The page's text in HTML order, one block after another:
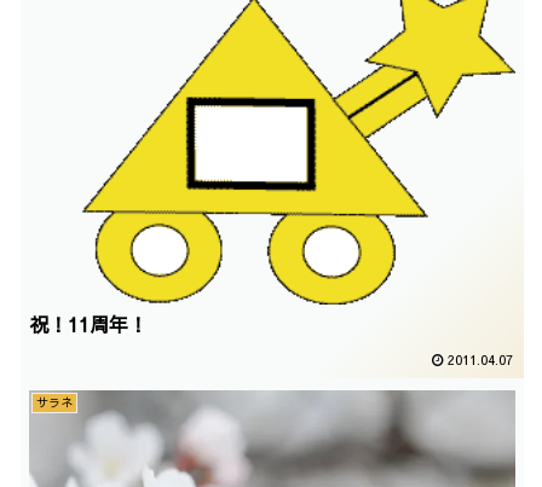
祝！11周年！
2011.04.07
サラネ